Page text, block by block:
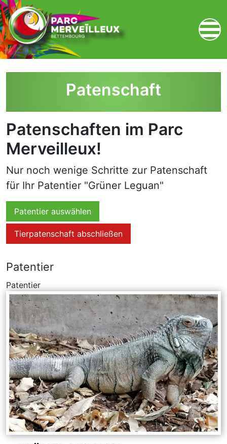
zum Inhalt
Patenschaft
Patenschaften im Parc
Merveilleux!
Nur noch wenige Schritte zur Patenschaft
für Ihr Patentier "Grüner Leguan"
Patentier auswählen
Tierpatenschaft abschließen
Patentier
Patentier